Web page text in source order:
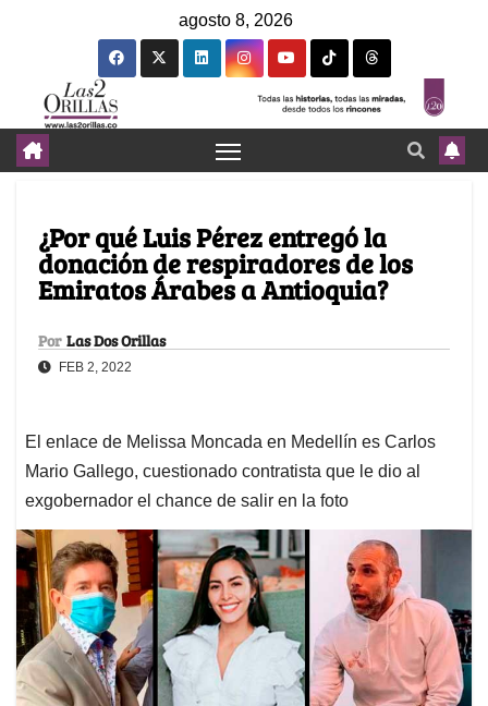
agosto 8, 2026
¿Por qué Luis Pérez entregó la
donación de respiradores de los
Emiratos Árabes a Antioquia?
Por Las Dos Orillas
FEB 2, 2022
El enlace de Melissa Moncada en Medellín es Carlos
Mario Gallego, cuestionado contratista que le dio al
exgobernador el chance de salir en la foto